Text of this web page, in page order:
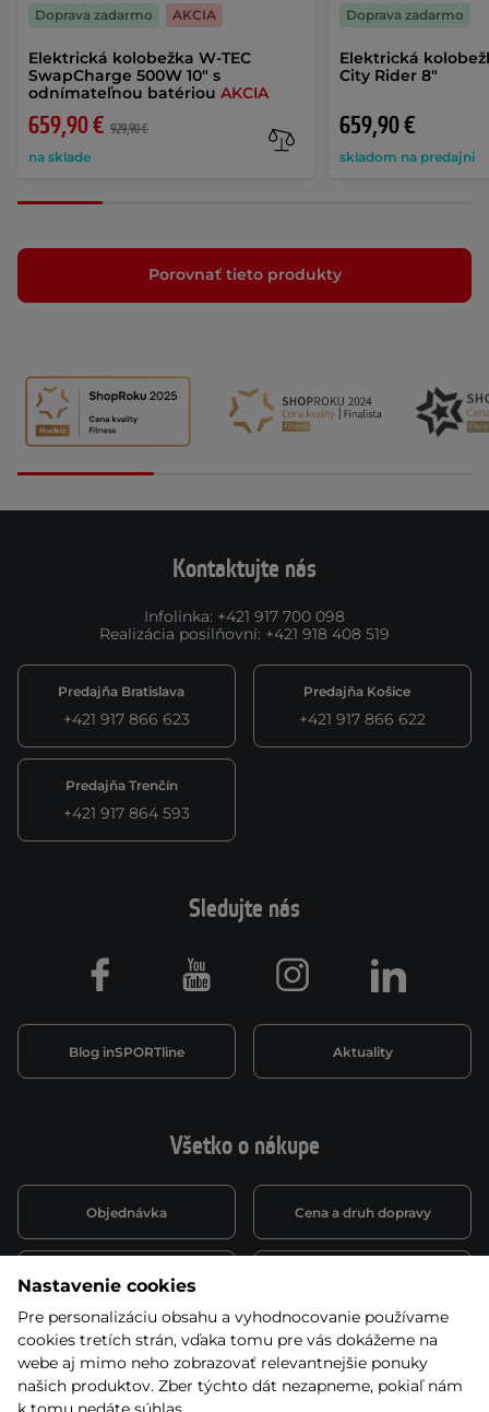
Elektrická kolobežka W-TEC
SwapCharge 500W 10" s
odnímateľnou batériou AKCIA
659,90 € 929,90 €
na sklade
Doprava zadarmo AKCIA
Elektrická
City Rider 8"
659,90 €
skladom na predajni
Doprava zadarmo
Porovnať tieto produkty
Kontaktujte nás
Infolinka: +421 917 700 098
Realizácia posilňovní: +421 918 408 519
Predajňa Bratislava
+421 917 866 623
Predajňa Košice
+421 917 866 622
Predajňa Trenčín
+421 917 864 593
Všetko o nákupe
Objednávka Cena a druh dopravy
Spôsob platby
Montáž a servis Reklamácie a záruka
Sledujte nás
Blog inSPORTline Aktuality
Facebook Youtube Instagram LinkedIn
Nastavenie cookies
Pre personalizáciu obsahu a vyhodnocovanie používame
cookies tretích strán, vďaka tomu pre vás dokážeme na
webe aj mimo neho zobrazovať relevantnejšie ponuky
našich produktov. Zber týchto dát nezapneme, pokiaľ nám